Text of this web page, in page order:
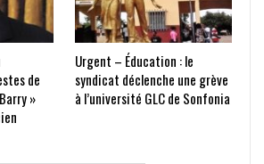
de
»
Urgent – Éducation : le
syndicat déclenche une grève
à l’université GLC de Sonfonia